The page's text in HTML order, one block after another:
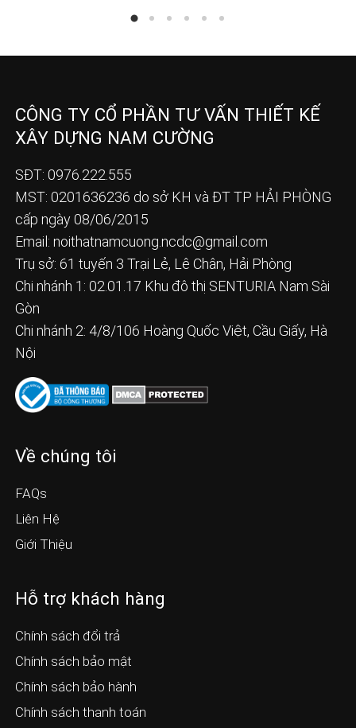
CÔNG TY CỔ PHẦN TƯ VẤN THIẾT KẾ
XÂY DỰNG NAM CƯỜNG
SĐT: 0976.222.555
MST: 0201636236 do sở KH và ĐT TP HẢI PHÒNG
cấp ngày 08/06/2015
Email: noithatnamcuong.ncdc@gmail.com
Trụ sở: 61 tuyến 3 Trại Lẻ, Lê Chân, Hải Phòng
Chi nhánh 1: 02.01.17 Khu đô thị SENTURIA Nam Sài
Gòn
Chi nhánh 2: 4/8/106 Hoàng Quốc Việt, Cầu Giấy, Hà
Nội
Về chúng tôi
FAQs
Liên Hệ
Giới Thiệu
Hỗ trợ khách hàng
Chính sách đổi trả
Chính sách bảo mật
Chính sách bảo hành
Chính sách thanh toán